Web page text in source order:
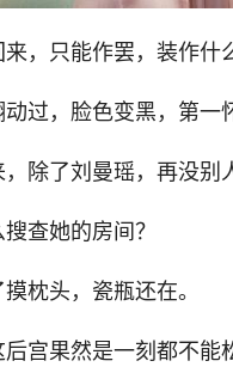
，只能作罢，装作什
过，脸色变黑，第一
除了刘曼瑶，再没别
查她的房间？
枕头，瓷瓶还在。
宫果然是一刻都不能